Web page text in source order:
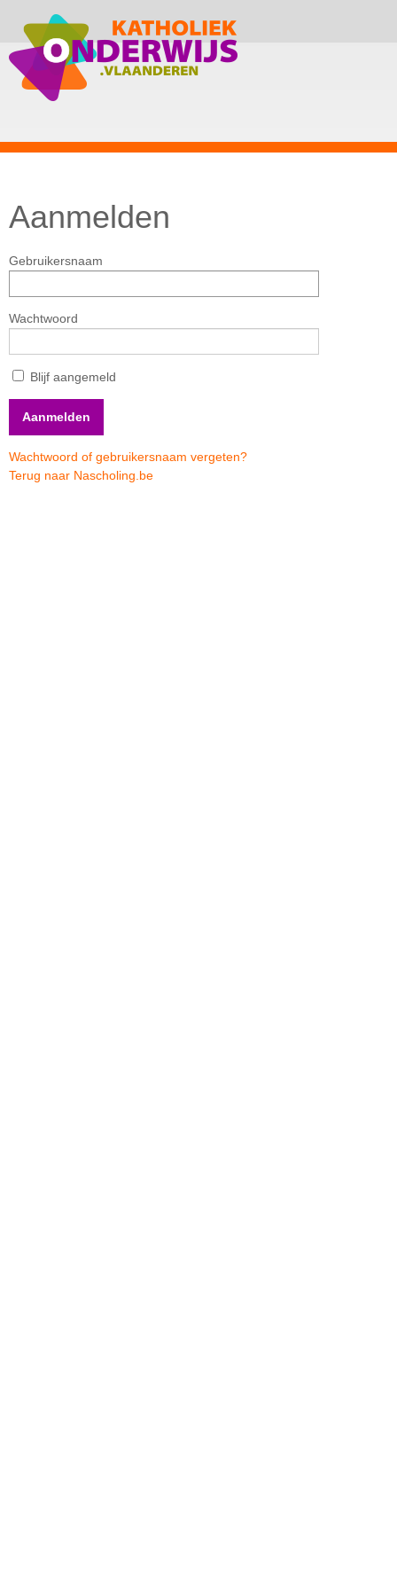
Aanmelden
Gebruikersnaam
Wachtwoord
Blijf aangemeld
Wachtwoord of gebruikersnaam vergeten?
Terug naar Nascholing.be